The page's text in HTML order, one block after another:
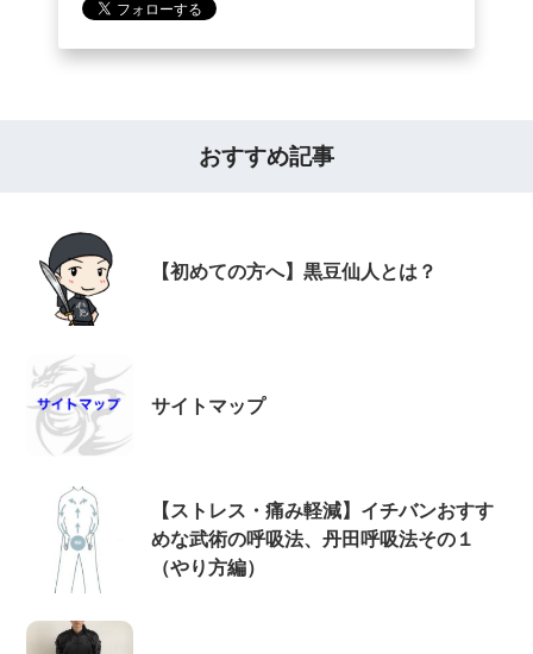
おすすめ記事
【初めての方へ】黒豆仙人とは？
サイトマップ
【ストレス・痛み軽減】イチバンおすす
めな武術の呼吸法、丹田呼吸法その１
（やり方編）